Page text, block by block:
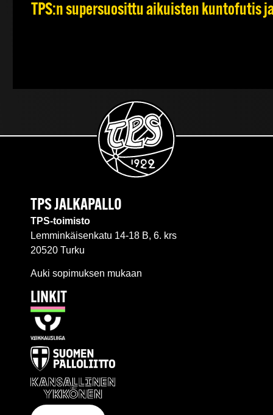
TPS:n supersuosittu aikuisten kuntofutis
TPS JALKAPALLO
TPS-toimisto
Lemminkäisenkatu 14-18 B, 6. krs
20520 Turku
Auki sopimuksen mukaan
LINKIT